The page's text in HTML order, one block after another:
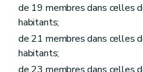
Art. L1223-1
Titre III
Chapitre premier
Section
Art. L1231-2
de 19 membres dans celles
habitants;
de 21 membres dans celles
habitants;